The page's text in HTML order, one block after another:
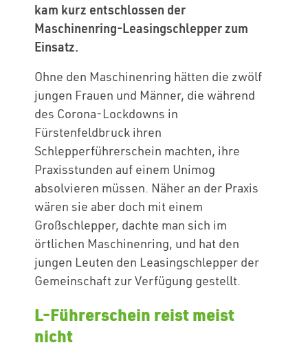
kam kurz entschlossen der
Maschinenring-Leasingschlepper zum
Einsatz.
Ohne den Maschinenring hätten die zwölf
jungen Frauen und Männer, die während
des Corona-Lockdowns in
Fürstenfeldbruck ihren
Schlepperführerschein machten, ihre
Praxisstunden auf einem Unimog
absolvieren müssen. Näher an der Praxis
wären sie aber doch mit einem
Großschlepper, dachte man sich im
örtlichen Maschinenring, und hat den
jungen Leuten den Leasingschlepper der
Gemeinschaft zur Verfügung gestellt.
L-Führerschein reist meist
nicht